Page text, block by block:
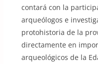
contará con la
arqueólogos e
protohistoria de la
directamente en
arqueológicos de la